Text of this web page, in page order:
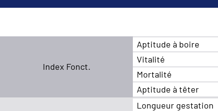
Index Fonct.
Aptitude à boire
Vitalité
Mortalité
Aptitude à têter
Longueur gestation